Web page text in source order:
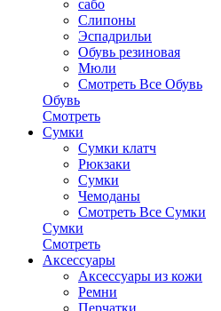
сабо
Слипоны
Эспадрильи
Обувь резиновая
Мюли
Смотреть Все Обувь
Обувь
Смотреть
Сумки
Сумки клатч
Рюкзаки
Сумки
Чемоданы
Смотреть Все Сумки
Сумки
Смотреть
Аксессуары
Аксессуары из кожи
Ремни
Перчатки